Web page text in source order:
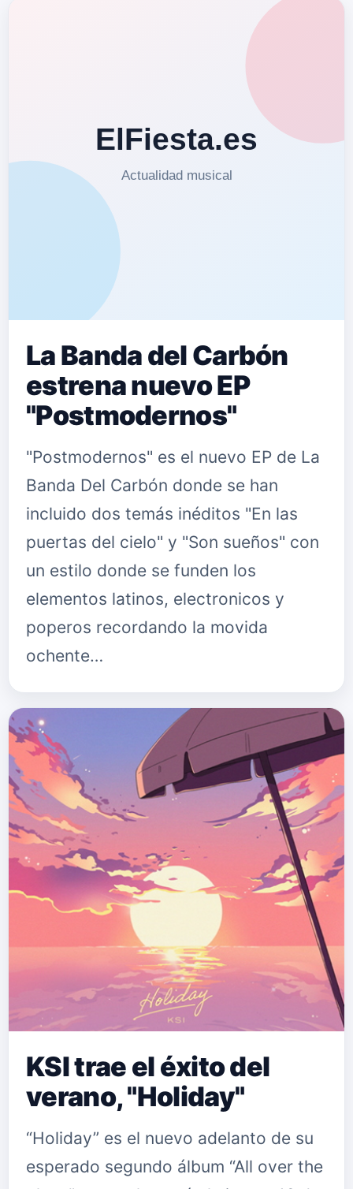
La Banda del Carbón
estrena nuevo EP
"Postmodernos"
"Postmodernos" es el nuevo EP de La
Banda Del Carbón donde se han
incluido dos temás inéditos "En las
puertas del cielo" y "Son sueños" con
un estilo donde se funden los
elementos latinos, electronicos y
poperos recordando la movida
ochente…
KSI trae el éxito del
verano, "Holiday"
“Holiday” es el nuevo adelanto de su
esperado segundo álbum “All over the